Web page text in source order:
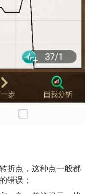
折点，这种点一般都
错误；